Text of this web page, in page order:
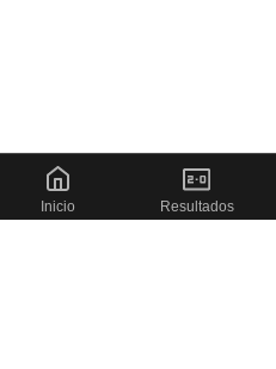
Inicio Resultados